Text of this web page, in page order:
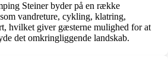
Steiner byder på en række
vandreture, cykling, klatring,
hvilket giver gæsterne mulighed for at
det omkringliggende landskab.